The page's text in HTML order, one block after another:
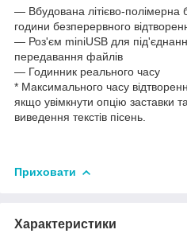
― Вбудована літієво-полімерна
години безперервного
— Роз'єм miniUSB для
передавання файлів
― Годинник реального часу
* Максимального часу
якщо увімкнути опцію заставки
виведення текстів пісень.
Приховати
Характеристики